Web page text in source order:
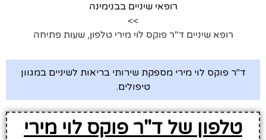
רופאי שיניים בבנימינה
>>
רופא שיניים ד"ר פוקס לוי מירי טלפון, שעות פתיחה
ד"ר פוקס לוי מירי מספקת שירותי בריאות לשיניים במגוון
טיפולים.
טלפון של ד"ר פוקס לוי מירי